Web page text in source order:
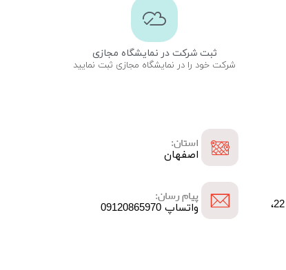
ثبت شرکت در نمایشگاه مجازی
شرکت خود را در نمایشگاه مجازی ثبت نمایید
استان:
اصفهان
اصفهان، خیابان بزرگمهر، فرعی 22،
پیام رسان:
واتساپ 09120865970